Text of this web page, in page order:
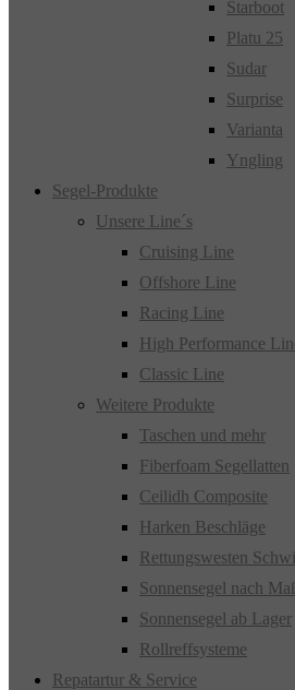
Starboot
Platu 25
Sudar
Surprise
Varianta
Yngling
Segel-Produkte
Unsere Line´s
Cruising Line
Offshore Line
Racing Line
High Performance
Classic Line
Weitere Produkte
Taschen und mehr
Fiberfoam Segellatten
Ceilidh Composite
Harken Beschläge
Rettungswesten
Sonnensegel nach
Sonnensegel ab Lager
Rollreffsysteme
Repatartur & Service